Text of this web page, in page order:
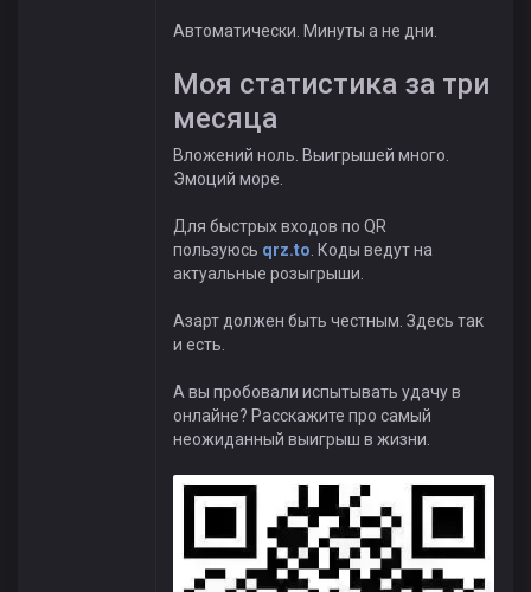
Автоматически. Минуты а не дни.
Моя статистика за три
месяца
Вложений ноль. Выигрышей много.
Эмоций море.
Для быстрых входов по QR
пользуюсь qrz.to . Коды ведут на
актуальные розыгрыши.
Азарт должен быть честным. Здесь так
и есть.
А вы пробовали испытывать удачу в
онлайне? Расскажите про самый
неожиданный выигрыш в жизни.